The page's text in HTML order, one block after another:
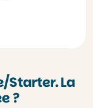
Starter. La
?